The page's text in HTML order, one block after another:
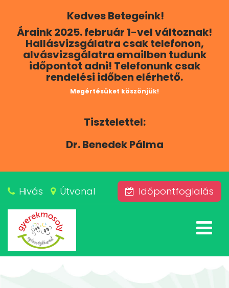
Kedves Betegeink!
Áraink 2025. február 1-vel változnak!
Hallásvizsgálatra csak telefonon,
alvásvizsgálatra emailben tudunk
időpontot adni! Telefonunk csak
rendelési időben elérhető.
Megértésüket köszönjük!
Tisztelettel:
Dr. Benedek Pálma
Hivás Útvonal Időpontfoglalás
RÓLUNK
KAPCSOLAT
SZOLGÁLTATÁSAINK